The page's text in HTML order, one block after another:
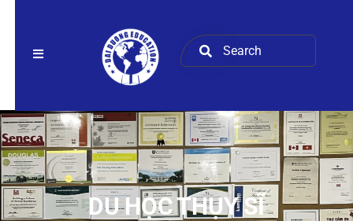
DU HỌC THỤY SĨ